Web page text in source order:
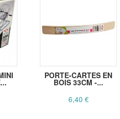
PORTE-CARTES EN
BOIS 33CM -...
6,40 €